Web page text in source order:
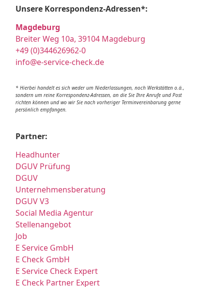
Unsere Korrespondenz-Adressen*:
Magdeburg
Breiter Weg 10a, 39104 Magdeburg
+49 (0)344626962-0
info@e-service-check.de
* Hierbei handelt es sich weder um Niederlassungen, noch Werkstätten o.ä.,
sondern um reine Korrespondenz-Adressen, an die Sie Ihre Anrufe und Post
richten können und wo wir Sie nach vorheriger Terminvereinbarung gerne
persönlich empfangen.
Partner:
Headhunter
DGUV Prüfung
DGUV
Unternehmensberatung
DGUV V3
Social Media Agentur
Stellenangebot
Job
E Service GmbH
E Check GmbH
E Service Check Expert
E Check Partner Expert